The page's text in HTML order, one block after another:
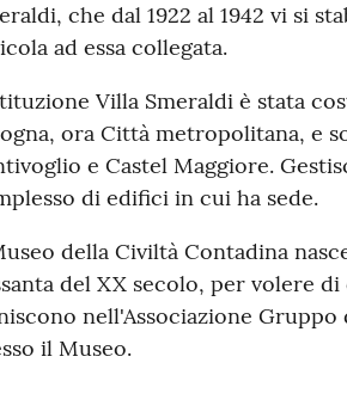
che dal 1922 al 1942 vi si
ad essa collegata.
Villa Smeraldi è stata
ora Città metropolitana, e
e Castel Maggiore.
di edifici in cui ha sede.
della Civiltà Contadina
del XX secolo, per volere
nell'Associazione
il Museo.